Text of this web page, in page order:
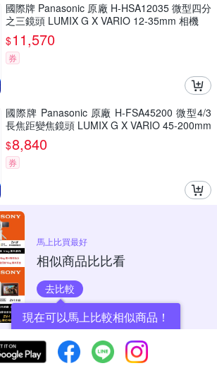
國際牌 Panasonic 原廠 H-HSA12035 微型四分
之三鏡頭 LUMIX G X VARIO 12-35mm 相機
$11,570
券
國際牌 Panasonic 原廠 H-FSA45200 微型4/3
長焦距變焦鏡頭 LUMIX G X VARIO 45-200mm
單眼鏡頭 相機
$8,840
券
馬上比買最好
相似商品比比看
去比較
現在可以馬上比較相似商品！